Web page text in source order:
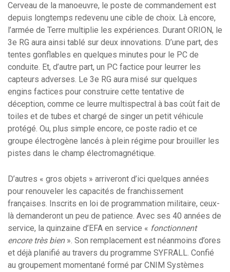
Cerveau de la manoeuvre, le poste de commandement est
depuis longtemps redevenu une cible de choix. Là encore,
l’armée de Terre multiplie les expériences. Durant ORION, le
3e RG aura ainsi tablé sur deux innovations. D’une part, des
tentes gonflables en quelques minutes pour le PC de
conduite. Et, d’autre part, un PC factice pour leurrer les
capteurs adverses. Le 3e RG aura misé sur quelques
engins factices pour construire cette tentative de
déception, comme ce leurre multispectral à bas coût fait de
toiles et de tubes et chargé de singer un petit véhicule
protégé. Ou, plus simple encore, ce poste radio et ce
groupe électrogène lancés à plein régime pour brouiller les
pistes dans le champ électromagnétique.
D’autres « gros objets » arriveront d’ici quelques années
pour renouveler les capacités de franchissement
françaises. Inscrits en loi de programmation militaire, ceux-
là demanderont un peu de patience. Avec ses 40 années de
service, la quinzaine d’EFA en service « fonctionnent
encore très bien». Son remplacement est néanmoins d’ores
et déjà planifié au travers du programme SYFRALL. Confié
au groupement momentané formé par CNIM Systèmes